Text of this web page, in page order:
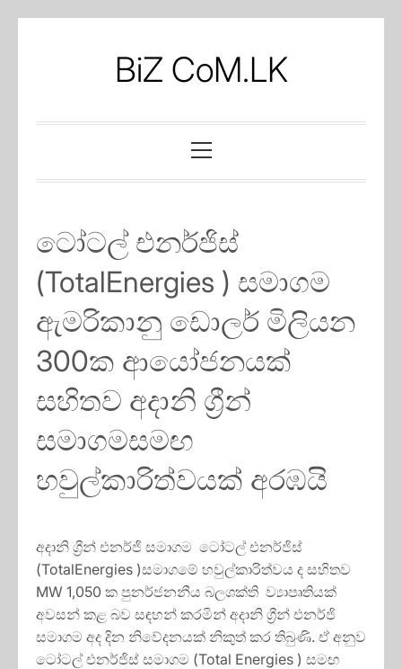
BiZ CoM.LK
Menu
ටෝටල් එනර්ජිස්
(TotalEnergies ) සමාගම
ඇමරිකානු ඩොලර් මිලියන
300ක ආයෝජනයක්
සහිතව අදානි ග්‍රීන්
සමාගමසමඟ
හවුල්කාරිත්වයක් අරඹයි
අදානි ග්‍රීන් එනර්ජි සමාගම ටෝටල් එනර්ජිස්
(TotalEnergies )සමාගමේ හවුල්කාරිත්වය ද සහිතව
MW 1,050 ක පුනර්ජනනීය බලශක්ති ව්‍යාපෘතියක්
අවසන් කළ බව සඳහන් කරමින් අදානි ග්‍රීන් එනර්ජි
සමාගම අද දින නිවේදනයක් නිකුත් කර තිබුණි. ඒ අනුව
ටෝටල් එනර්ජිස් සමාගම (Total Energies ) සමඟ